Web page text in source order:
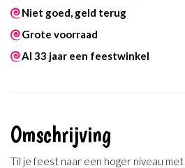
Niet goed, geld terug
Grote voorraad
Al 33 jaar een feestwinkel
Omschrijving
Til je feest naar een hoger niveau met